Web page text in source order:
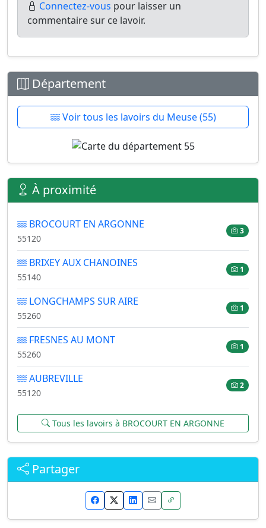
Connectez-vous pour laisser un
commentaire sur ce lavoir.
Département
Voir tous les lavoirs du Meuse (55)
À proximité
BROCOURT EN ARGONNE
55120
3
BRIXEY AUX CHANOINES
55140
1
LONGCHAMPS SUR AIRE
55260
1
FRESNES AU MONT
55260
1
AUBREVILLE
55120
2
Tous les lavoirs à BROCOURT EN ARGONNE
Partager